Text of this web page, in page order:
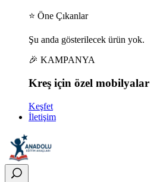
⭐ Öne Çıkanlar
Şu anda gösterilecek ürün yok.
🎉 KAMPANYA
Kreş için özel mobilyalar
Keşfet
İletişim